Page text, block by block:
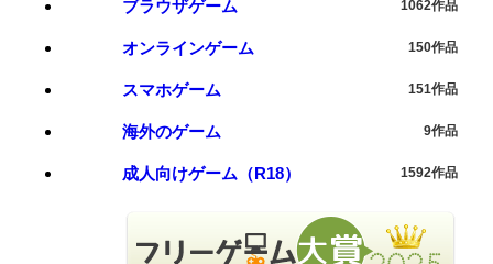
ブラウザゲーム 1062作品
オンラインゲーム 150作品
スマホゲーム 151作品
海外のゲーム 9作品
成人向けゲーム（R18） 1592作品